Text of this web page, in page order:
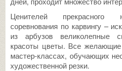
Ценителей прекрасного
соревнования по карвингу –
из арбузов великолепные
красоты цветы. Все желающие
мастер-классах, обучающих
художественной резки.